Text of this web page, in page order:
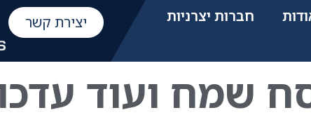
חברות יצרניות יצירת קשר
שמח ועוד